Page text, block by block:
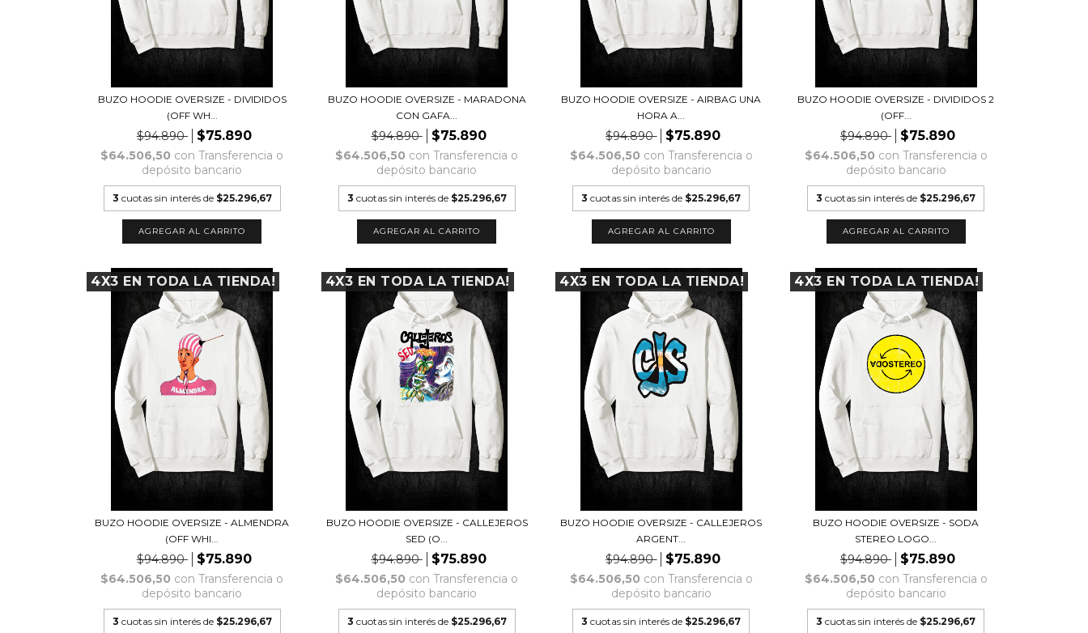
BUZO HOODIE OVERSIZE - DIVIDIDOS
(OFF WH...
$94.890 $75.890
$64.506,50 con Transferencia o
depósito bancario
3 cuotas sin interés de $25.296,67
AGREGAR AL CARRITO
BUZO HOODIE OVERSIZE - MARADONA
CON GAFA...
$94.890 $75.890
$64.506,50 con Transferencia o
depósito bancario
3 cuotas sin interés de $25.296,67
AGREGAR AL CARRITO
BUZO HOODIE OVERSIZE - AIRBAG UNA
HORA A...
$94.890 $75.890
$64.506,50 con Transferencia o
depósito bancario
3 cuotas sin interés de $25.296,67
AGREGAR AL CARRITO
BUZO HOODIE OVERSIZE - DIVIDIDOS 2
(OFF...
$94.890 $75.890
$64.506,50 con Transferencia o
depósito bancario
3 cuotas sin interés de $25.296,67
AGREGAR AL CARRITO
4X3 EN TODA LA TIENDA!
BUZO HOODIE OVERSIZE - ALMENDRA
(OFF WHI...
$94.890 $75.890
$64.506,50 con Transferencia o
depósito bancario
3 cuotas sin interés de $25.296,67
4X3 EN TODA LA TIENDA!
BUZO HOODIE OVERSIZE - CALLEJEROS
SED (O...
$94.890 $75.890
$64.506,50 con Transferencia o
depósito bancario
3 cuotas sin interés de $25.296,67
4X3 EN TODA LA TIENDA!
BUZO HOODIE OVERSIZE - CALLEJEROS
ARGENT...
$94.890 $75.890
$64.506,50 con Transferencia o
depósito bancario
3 cuotas sin interés de $25.296,67
4X3 EN TODA LA TIENDA!
BUZO HOODIE OVERSIZE - SODA
STEREO LOGO...
$94.890 $75.890
$64.506,50 con Transferencia o
depósito bancario
3 cuotas sin interés de $25.296,67